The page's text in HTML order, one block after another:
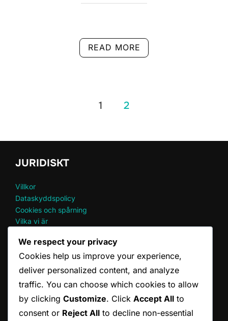
READ MORE
1 2
JURIDISKT
Villkor
Dataskyddspolicy
Cookies och spårning
Vilka vi är
SENASTE INLÄGG
God Of War Ragnarok: Fördelar med Deluxe Edition-
uppgraderingen
God of War Ragnarok: Hantera DLC-nedladdningar
We respect your privacy
Cookies help us improve your experience,
deliver personalized content, and analyze
traffic. You can choose which cookies to allow
by clicking Customize. Click Accept All to
consent or Reject All to decline non-essential